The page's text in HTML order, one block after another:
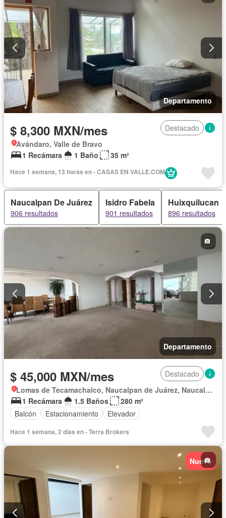
Departamento
$ 8,300 MXN/mes
Destacado
Avándaro, Valle de Bravo
1 Recámara
1 Baño 35 m²
Hace 1 semana, 13 horas en - CASAS EN VALLE.COM
Naucalpan De Juárez
906 resultados
Isidro Fabela
901 resultados
Huixquilucan
896 resultados
Departamento
$ 45,000 MXN/mes
Destacado
Lomas de Tecamachalco, Naucalpan de Juárez, Naucalpan de Juárez
1 Recámara
1.5 Baños
280 m²
Balcón
Estacionamiento Elevador
Hace 1 semana, 2 días en - Terra Brokers
Nuevo